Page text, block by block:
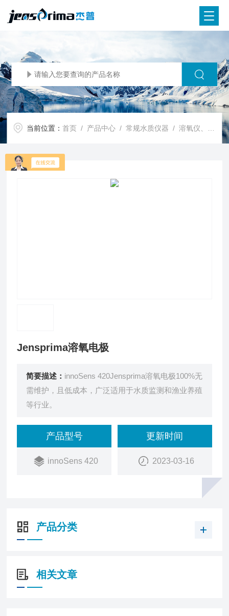
当前位置：首页 / 产品中心 /常规水质仪器 /溶氧仪、荧光法DO仪
Jensprima溶氧电极
简要描述： innoSens 420Jensprima溶氧电极100%无
需维护，且低成本，广泛适用于水质监测和渔业养殖
等行业。
产品型号
innoSens 420
更新时间
2023-03-16
产品分类
相关文章